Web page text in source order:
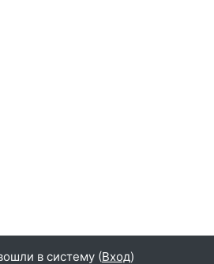
в систему (Вход)